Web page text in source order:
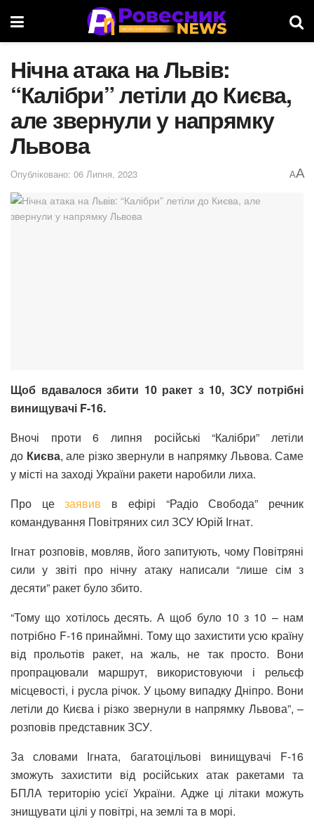
Нічна атака на Львів:
“Калібри” летіли до Києва,
але звернули у напрямку
Львова
Опубліковано: 06 Липня, 2023 AA
Щоб вдавалося збити 10 ракет з 10, ЗСУ потрібні
винищувачі F-16.
Вночі проти 6 липня російські “Калібри” летіли
до Києва, але різко звернули в напрямку Львова. Саме
у місті на заході України ракети наробили лиха.
Про цезаявив в ефірі “Радіо Свобода” речник
командування Повітряних сил ЗСУ Юрій Ігнат.
Ігнат розповів, мовляв, його запитують, чому Повітряні
сили у звіті про нічну атаку написали “лише сім з
десяти” ракет було збито.
“Тому що хотілось десять. А щоб було 10 з 10 – нам
потрібно F-16 принаймні. Тому що захистити усю країну
від прольотів ракет, на жаль, не так просто. Вони
пропрацювали маршрут, використовуючи і рельєф
місцевості, і русла річок. У цьому випадку Дніпро. Вони
летіли до Києва і різко звернули в напрямку Львова”, –
розповів представник ЗСУ.
За словами Ігната, багатоцільові винищувачі F-16
зможуть захистити від російських атак ракетами та
БПЛА територію усієї України. Адже ці літаки можуть
знищувати цілі у повітрі, на землі та в морі.